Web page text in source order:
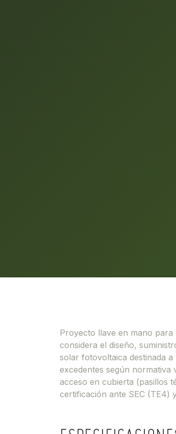
Proyecto llave en mano para
considera el diseño,
solar fotovoltaica destinada
excedentes según
acceso en cubierta (pasillos
certificación ante SEC (TE4)